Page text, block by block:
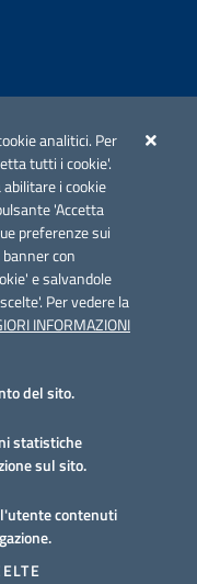
analitici. Per
tutti i cookie'.
i cookie
'Accetta
preferenze sui
con
e salvandole
Per vedere la
INFORMAZIONI
del sito.
statistiche
sul sito.
contenuti